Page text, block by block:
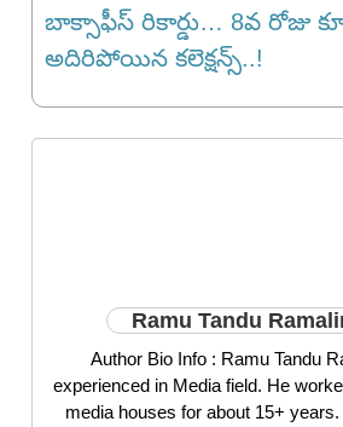
బాక్సాఫీస్ రికార్డు… 8వ రోజు
అదిరిపోయిన కలెక్షన్స్..!
Ramu Tandu
Author Bio Info : Ramu Tandu
experienced in Media field. He
media houses for about 15+